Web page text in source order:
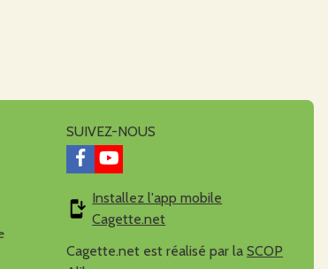
SUIVEZ-NOUS
Installez l'app mobile
Cagette.net
Cagette.net est réalisé par la SCOP